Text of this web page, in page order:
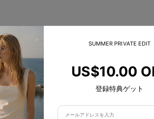
ハイライト SUMMER PRIVATE EDIT
US$10.00
登録特典ゲット